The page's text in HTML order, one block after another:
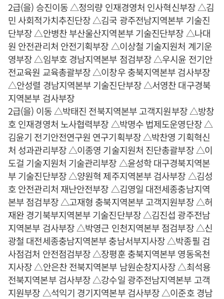
2급(을) 승진이동 △정의량 인재경영처 인사혁신부장 △김
민 사회적가치추진단장 △김국 광주전남지역본부 기술진
단부장 △안병찬 부산울산지역본부 기술진단부장 △나대
원 안전관리처 안전기획부장 △이상철 기술지원처 계기운
영부장 △임부호 경남지역본부 점검부장 △우시윤 전기안
전교육원 교육총괄부장 △이창우 충북지역본부 검사부장
△안성렬 경남지역본부 기술진단부장 △서영찬 대구경북
지역본부 검사부장
2급(을) 이동 △박태진 전북지역본부 고객지원부장 △방창
호 인재경영처 노사협력부장 △박명수 법제도운영단장 △
김윤기 전기안전연구원 연구기획부장 △박찬영 기획혁신
처 성과관리부장 △이종영 기술지원처 진단총괄부장 △이
도걸 기술지원처 기술관리부장 △윤성학 대구경북지역본
부 기술진단부장 △양원혁 제주지역본부 검사부장 △김성
호 안전관리처 재난안전부장 △김영일 대전세종충남지역
본부 점검부장 △고재형 충북지역본부 고객지원부장 △허
재완 경기북부지역본부 기술진단부장 △김진섭 광주전남
지역본부 검사부장 △박영근 인천지역본부 점검부장 △신
광철 대전세종충남지역본부 충남서부지사장 △박종필 검
사점검처 안전점검부장 △장평훈 충북지역본부 영동옥천
지사장 △안은찬 전북지역본부 남원순창지사장 △최석용
전북지역본부 검사부장 △강수일 광주전남지역본부 고객
지원부장 △석익기 경기지역본부 검사부장 △이준호 경남